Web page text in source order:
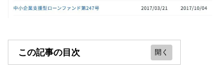
この記事の目次